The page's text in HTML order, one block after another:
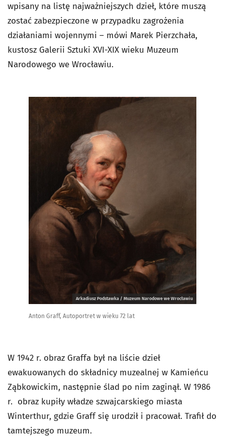
wpisany na listę najważniejszych dzieł, które muszą
zostać zabezpieczone w przypadku zagrożenia
działaniami wojennymi – mówi Marek Pierzchała,
kustosz Galerii Sztuki XVI-XIX wieku Muzeum
Narodowego we Wrocławiu.
Arkadiusz Podstawka / Muzeum Narodowe we Wrocławiu
Anton Graff, Autoportret w wieku 72 lat
W 1942 r. obraz Graffa był na liście dzieł
ewakuowanych do składnicy muzealnej w Kamieńcu
Ząbkowickim, następnie ślad po nim zaginął. W 1986
r. obraz kupiły władze szwajcarskiego miasta
Winterthur, gdzie Graff się urodził i pracował. Trafił do
tamtejszego muzeum.